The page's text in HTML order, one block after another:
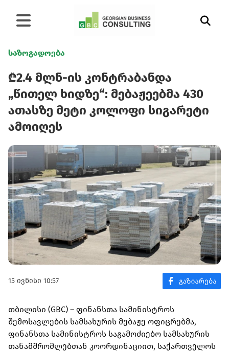
საზოგადოება
₾2.4 მლნ-ის კონტრაბანდა
„წითელ ხიდზე“: მებაჟეებმა 430
ათასზე მეტი კოლოფი სიგარეტი
ამოიღეს
15 ივნისი 10:57
თბილისი (GBC) – ფინანსთა სამინისტროს
შემოსავლების სამსახურის მებაჟე ოფიცრებმა,
ფინანსთა სამინისტროს საგამოძიებო სამსახურის
თანამშრომლებთან კოორდინაციით, საქართველოს